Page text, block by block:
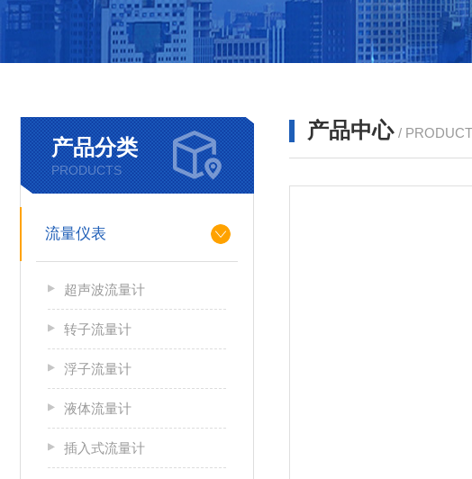
产品分类
PRODUCTS
流量仪表
超声波流量计
转子流量计
浮子流量计
液体流量计
插入式流量计
产品中心 /